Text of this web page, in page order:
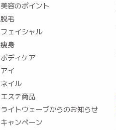
美容のポイント
脱毛
フェイシャル
痩身
ボディケア
アイ
ネイル
エステ商品
ライトウェーブからのお知らせ
キャンペーン